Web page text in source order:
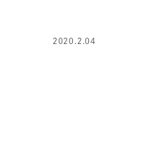
2020.2.04